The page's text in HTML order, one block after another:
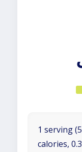
1 serving
calories,